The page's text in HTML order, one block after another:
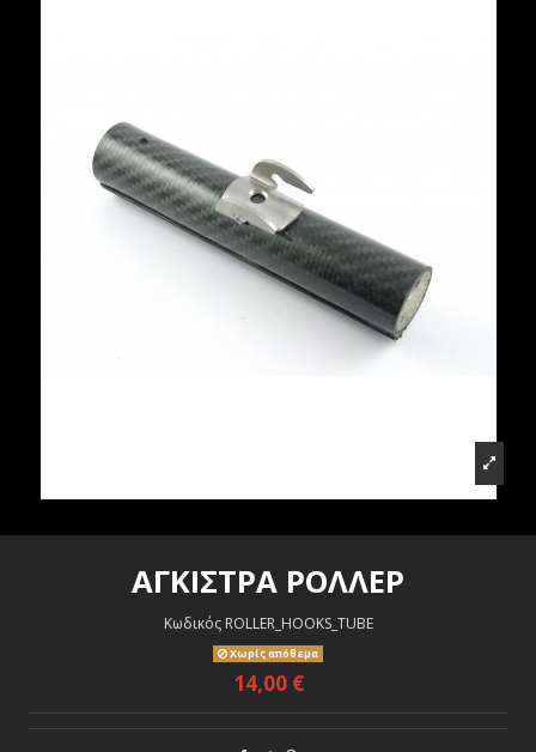
ΑΓΚΙΣΤΡΑ ΡΟΛΛΕΡ
Κωδικός ROLLER_HOOKS_TUBE
Χωρίς απόθεμα
14,00 €